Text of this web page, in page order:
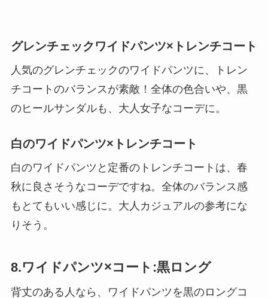
グレンチェックワイドパンツ×トレンチコート
人気のグレンチェックのワイドパンツに、トレン
チコートのバランスが素敵！全体の色合いや、黒
のヒールサンダルも、大人女子なコーデに。
白のワイドパンツ×トレンチコート
白のワイドパンツと定番のトレンチコートは、春
秋に良さそうなコーデですね。全体のバランス感
もとてもいい感じに。大人カジュアルの参考にな
りそう。
8.ワイドパンツ×コート:黒ロング
背丈のある人なら、ワイドパンツを黒のロングコ